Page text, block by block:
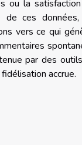
ou la
de ces
vers ce qui
par des
accrue.